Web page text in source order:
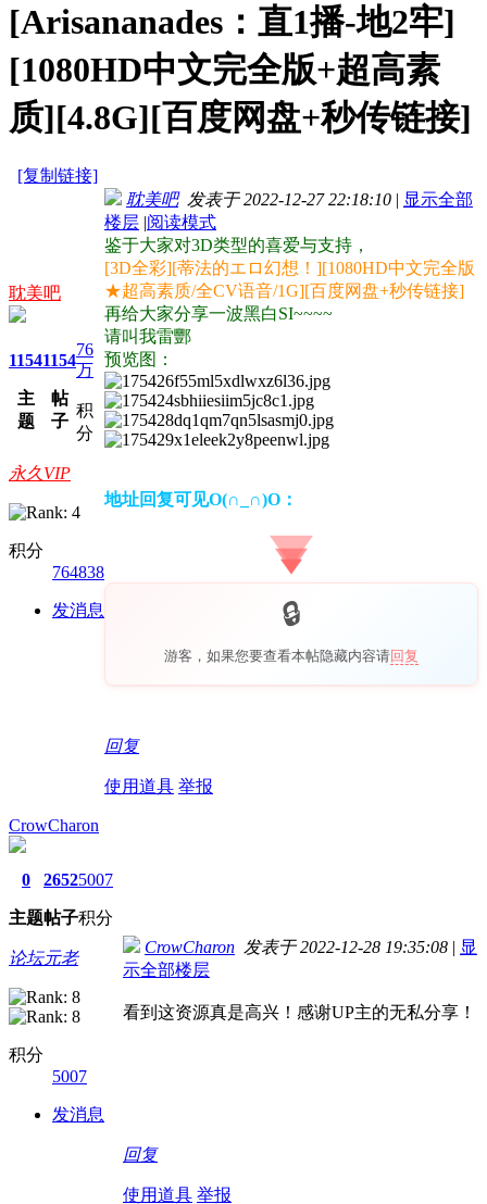
[Arisananades：直1播-地2牢]
[1080HD中文完全版+超高素
质][4.8G][百度网盘+秒传链接]
[复制链接]
耽美吧
1154
主
题
1154
帖
子
76
万
积
分
永久VIP
积分
764838
发消息
耽美吧发表于 2022-12-27 22:18:10 | 显示全部
楼层 |阅读模式
鉴于大家对3D类型的喜爱与支持，
[3D全彩][蒂法的エロ幻想！][1080HD中文完全版
★超高素质/全CV语音/1G][百度网盘+秒传链接]
再给大家分享一波黑白SI~~~~
请叫我雷酆
预览图：
地址回复可见O(∩_∩)O：
游客，如果您要查看本帖隐藏内容请回复
回复
使用道具 举报
CrowCharon
0
主题
2652
帖子
5007
积分
论坛元老
积分
5007
发消息
CrowCharon 发表于 2022-12-28 19:35:08 | 显
示全部楼层
看到这资源真是高兴！感谢UP主的无私分享！
回复
使用道具 举报